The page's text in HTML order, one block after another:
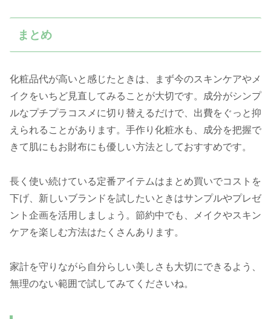
まとめ
化粧品代が高いと感じたときは、まず今のスキンケアやメ
イクをいちど見直してみることが大切です。成分がシンプ
ルなプチプラコスメに切り替えるだけで、出費をぐっと抑
えられることがあります。手作り化粧水も、成分を把握で
きて肌にもお財布にも優しい方法としておすすめです。
長く使い続けている定番アイテムはまとめ買いでコストを
下げ、新しいブランドを試したいときはサンプルやプレゼ
ント企画を活用しましょう。節約中でも、メイクやスキン
ケアを楽しむ方法はたくさんあります。
家計を守りながら自分らしい美しさも大切にできるよう、
無理のない範囲で試してみてくださいね。